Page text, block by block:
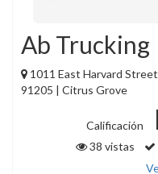
Ab Trucking
1011 East Harvard
91205 | Citrus Grove
Calificación
38 vistas